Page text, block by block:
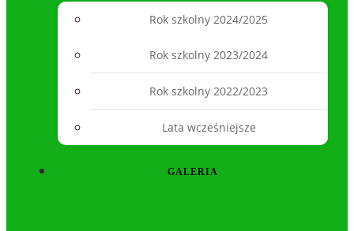
Rok szkolny 2024/2025
Rok szkolny 2023/2024
Rok szkolny 2022/2023
Lata wcześniejsze
GALERIA